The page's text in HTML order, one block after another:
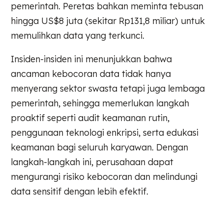
pemerintah. Peretas bahkan meminta tebusan
hingga US$8 juta (sekitar Rp131,8 miliar) untuk
memulihkan data yang terkunci.
Insiden-insiden ini menunjukkan bahwa
ancaman kebocoran data tidak hanya
menyerang sektor swasta tetapi juga lembaga
pemerintah, sehingga memerlukan langkah
proaktif seperti audit keamanan rutin,
penggunaan teknologi enkripsi, serta edukasi
keamanan bagi seluruh karyawan. Dengan
langkah-langkah ini, perusahaan dapat
mengurangi risiko kebocoran dan melindungi
data sensitif dengan lebih efektif.